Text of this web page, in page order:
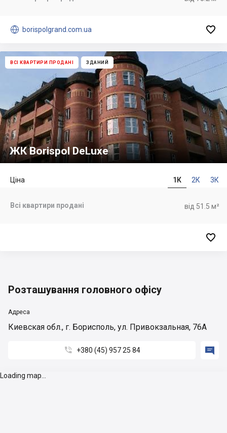
 borispolgrand.com.ua 
ВСІ КВАРТИРИ ПРОДАНІ ЗДАНИЙ
ЖК Borispol DeLuxe
1К 2К 3К
Ціна
від 51.5 м²
Всі квартири продані

Розташування головного офісу
Адреса
Киевская обл., г. Борисполь, ул. Привокзальная, 76А
 +380 (45) 957 25 84 
Loading map...